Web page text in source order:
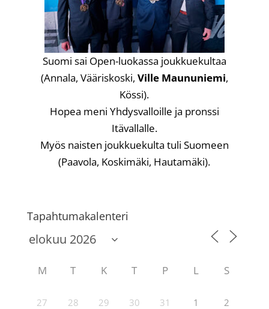
Suomi sai Open-luokassa joukkuekultaa
(Annala, Vääriskoski, Ville Maununiemi,
Kössi).
Hopea meni Yhdysvalloille ja pronssi
Itävallalle.
Myös naisten joukkuekulta tuli Suomeen
(Paavola, Koskimäki, Hautamäki).
Tapahtumakalenteri
M T K T P L S
27 28 29 30 31 1 2